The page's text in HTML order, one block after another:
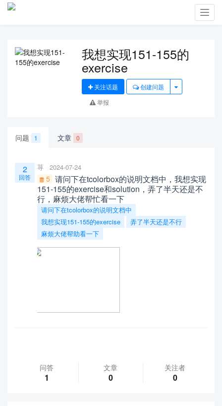
我想实现151-155的
exercise
关注话题
创建问题
举报
问题 1 文章 0
2
回答
荨 2024-07-24
5 请问下在tcolorbox的说明文档中，我想实现
151-155的exercise和solution，弄了半天还是不
行，麻烦大佬帮忙看一下
请问下在tcolorbox的说明文档中
我想实现151-155的exercise
弄了半天还是不行
麻烦大佬帮助看一下
问答
1
文章
0
关注者
0